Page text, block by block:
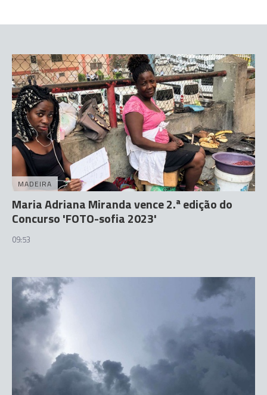
MADEIRA
Maria Adriana Miranda vence 2.ª edição do
Concurso 'FOTO-sofia 2023'
09:53